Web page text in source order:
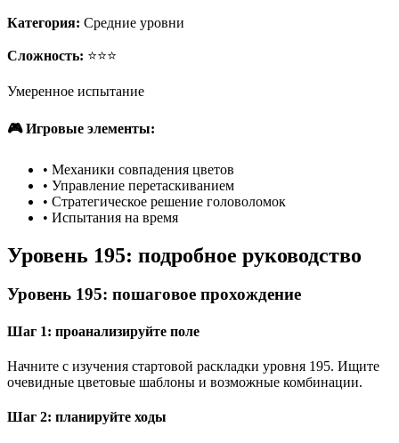
Категория: Средние уровни
Сложность: ⭐⭐⭐
Умеренное испытание
🎮 Игровые элементы:
• Механики совпадения цветов
• Управление перетаскиванием
• Стратегическое решение головоломок
• Испытания на время
Уровень 195: подробное руководство
Уровень 195: пошаговое прохождение
Шаг 1: проанализируйте поле
Начните с изучения стартовой раскладки уровня 195. Ищите
очевидные цветовые шаблоны и возможные комбинации.
Шаг 2: планируйте ходы